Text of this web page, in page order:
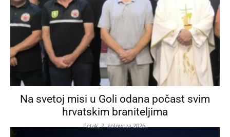
Na svetoj misi u Goli odana počast svim
hrvatskim braniteljima
Petak, 7. kolovoza 2026.